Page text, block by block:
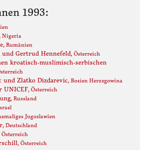
1993:
, Nigeria
, Rumänien
Gertrud Hennefeld, Österreich
kroatisch-muslimisch-serbischen
und Zlatko Dizdarevic, Bosien Herzegowina
UNICEF, Österreich
, Russland
Jugoslawien
, Deutschland
Österreich
, Österreich